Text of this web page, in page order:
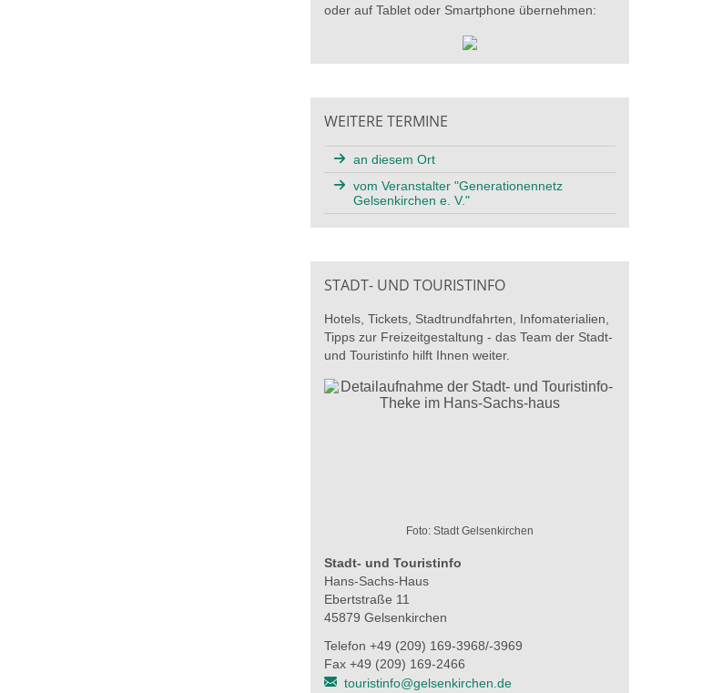
oder auf Tablet oder Smartphone übernehmen:
WEITERE TERMINE
an diesem Ort
vom Veranstalter "Generationennetz
Gelsenkirchen e. V."
STADT- UND TOURISTINFO
Hotels, Tickets, Stadtrundfahrten, Infomaterialien,
Tipps zur Freizeitgestaltung - das Team der Stadt-
und Touristinfo hilft Ihnen weiter.
Foto: Stadt Gelsenkirchen
Stadt- und Touristinfo
Hans-Sachs-Haus
Ebertstraße 11
45879 Gelsenkirchen
Telefon +49 (209) 169-3968/-3969
Fax +49 (209) 169-2466
touristinfo@gelsenkirchen.de